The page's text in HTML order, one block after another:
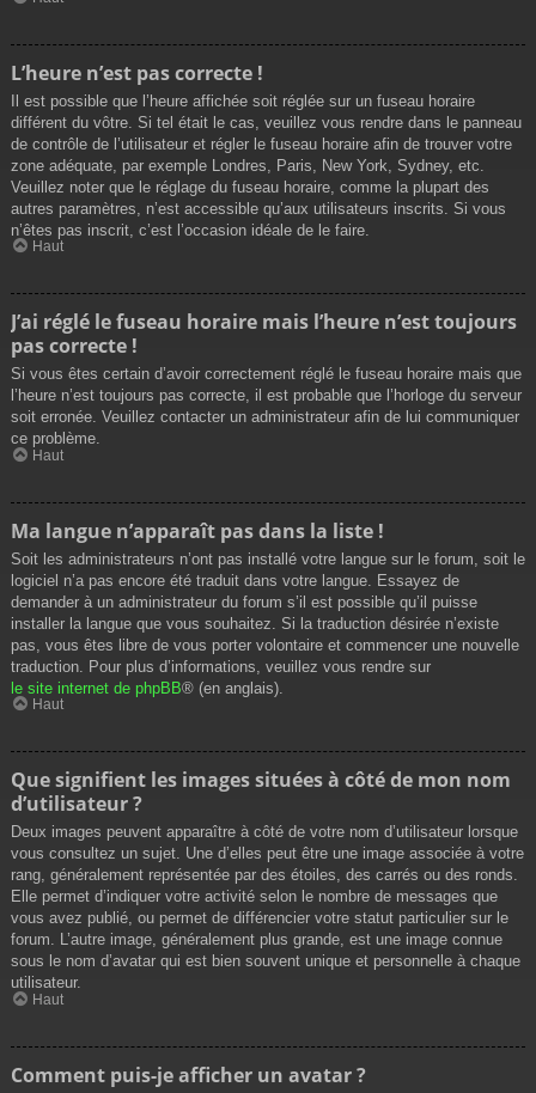
L’heure n’est pas correcte !
Il est possible que l’heure affichée soit réglée sur un fuseau horaire
différent du vôtre. Si tel était le cas, veuillez vous rendre dans le panneau
de contrôle de l’utilisateur et régler le fuseau horaire afin de trouver votre
zone adéquate, par exemple Londres, Paris, New York, Sydney, etc.
Veuillez noter que le réglage du fuseau horaire, comme la plupart des
autres paramètres, n’est accessible qu’aux utilisateurs inscrits. Si vous
n’êtes pas inscrit, c’est l’occasion idéale de le faire.
Haut
J’ai réglé le fuseau horaire mais l’heure n’est toujours
pas correcte !
Si vous êtes certain d’avoir correctement réglé le fuseau horaire mais que
l’heure n’est toujours pas correcte, il est probable que l’horloge du serveur
soit erronée. Veuillez contacter un administrateur afin de lui communiquer
ce problème.
Haut
Ma langue n’apparaît pas dans la liste !
Soit les administrateurs n’ont pas installé votre langue sur le forum, soit le
logiciel n’a pas encore été traduit dans votre langue. Essayez de
demander à un administrateur du forum s’il est possible qu’il puisse
installer la langue que vous souhaitez. Si la traduction désirée n’existe
pas, vous êtes libre de vous porter volontaire et commencer une nouvelle
traduction. Pour plus d’informations, veuillez vous rendre sur
le site internet de phpBB® (en anglais).
Haut
Que signifient les images situées à côté de mon nom
d’utilisateur ?
Deux images peuvent apparaître à côté de votre nom d’utilisateur lorsque
vous consultez un sujet. Une d’elles peut être une image associée à votre
rang, généralement représentée par des étoiles, des carrés ou des ronds.
Elle permet d’indiquer votre activité selon le nombre de messages que
vous avez publié, ou permet de différencier votre statut particulier sur le
forum. L’autre image, généralement plus grande, est une image connue
sous le nom d’avatar qui est bien souvent unique et personnelle à chaque
utilisateur.
Haut
Comment puis-je afficher un avatar ?